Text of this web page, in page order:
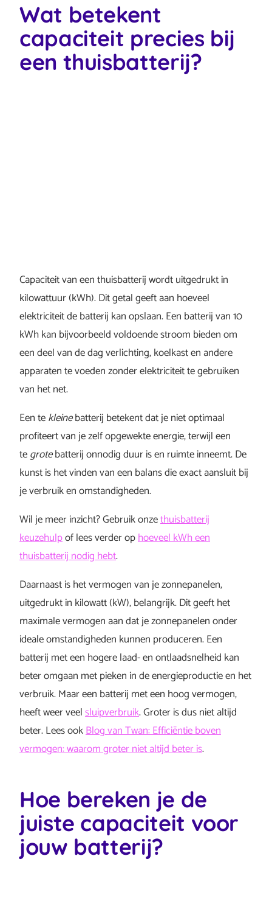
Wat betekent
capaciteit precies bij
een thuisbatterij?
Capaciteit van een thuisbatterij wordt uitgedrukt in
kilowattuur (kWh). Dit getal geeft aan hoeveel
elektriciteit de batterij kan opslaan. Een batterij van 10
kWh kan bijvoorbeeld voldoende stroom bieden om
een deel van de dag verlichting, koelkast en andere
apparaten te voeden zonder elektriciteit te gebruiken
van het net.
Een tekleinebatterij betekent dat je niet optimaal
profiteert van je zelf opgewekte energie, terwijl een
tegrotebatterij onnodig duur is en ruimte inneemt. De
kunst is het vinden van een balans die exact aansluit bij
je verbruik en omstandigheden.
Wil je meer inzicht? Gebruik onzethuisbatterij
keuzehulpof lees verder ophoeveel kWh een
thuisbatterij nodig hebt.
Daarnaast is het vermogen van je zonnepanelen,
uitgedrukt in kilowatt (kW), belangrijk. Dit geeft het
maximale vermogen aan dat je zonnepanelen onder
ideale omstandigheden kunnen produceren. Een
batterij met een hogere laad- en ontlaadsnelheid kan
beter omgaan met pieken in de energieproductie en het
verbruik. Maar een batterij met een hoog vermogen,
heeft weer veelsluipverbruik. Groter is dus niet altijd
beter. Lees ookBlog van Twan: Efficiëntie boven
vermogen: waarom groter niet altijd beter is.
Hoe bereken je de
juiste capaciteit voor
jouw batterij?